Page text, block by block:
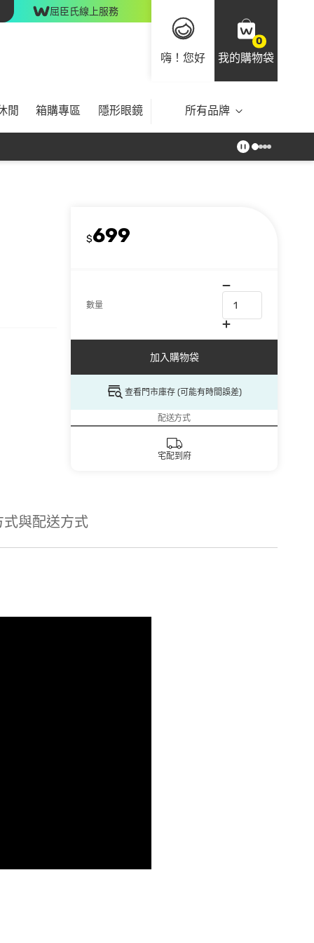
屈臣氏線上服務
嗨！您好
0
我的購物袋
閒 箱購專區 隱形眼鏡 所有品牌
$699
數量
加入購物袋
查看門市庫存 (可能有時間誤差)
配送方式
宅配到府
式與配送方式